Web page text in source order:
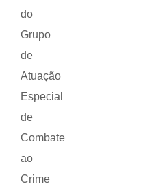
do
Grupo
de
Atuação
Especial
de
Combate
ao
Crime